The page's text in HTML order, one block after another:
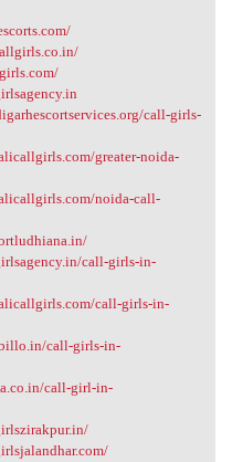
call-girls-
greater-noida-
noida-call-
call-girls-in-
call-girls-in-
call-girls-in-
call-girl-in-